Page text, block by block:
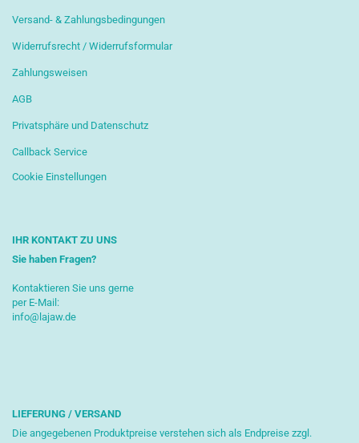
Versand- & Zahlungsbedingungen
Widerrufsrecht / Widerrufsformular
Zahlungsweisen
AGB
Privatsphäre und Datenschutz
Callback Service
Cookie Einstellungen
IHR KONTAKT ZU UNS
Sie haben Fragen?
Kontaktieren Sie uns gerne
per E-Mail:
info@lajaw.de
LIEFERUNG / VERSAND
Die angegebenen Produktpreise verstehen sich als Endpreise zzgl.